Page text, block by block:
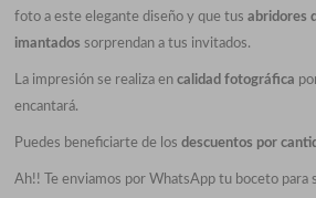
foto a este elegante diseño y que tusabridores
imantados sorprendan a tus invitados.
La impresión se realiza encalidad fotográfica
encantará.
Puedes beneficiarte de losdescuentos por
Ah!! Te enviamos por WhatsApp tu boceto para